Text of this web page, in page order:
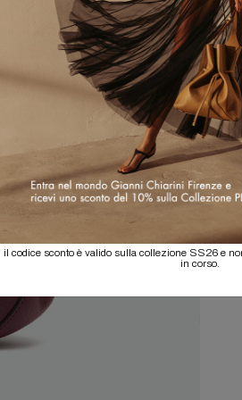
codice sconto è valido sulla collezione SS26 e
in corso.